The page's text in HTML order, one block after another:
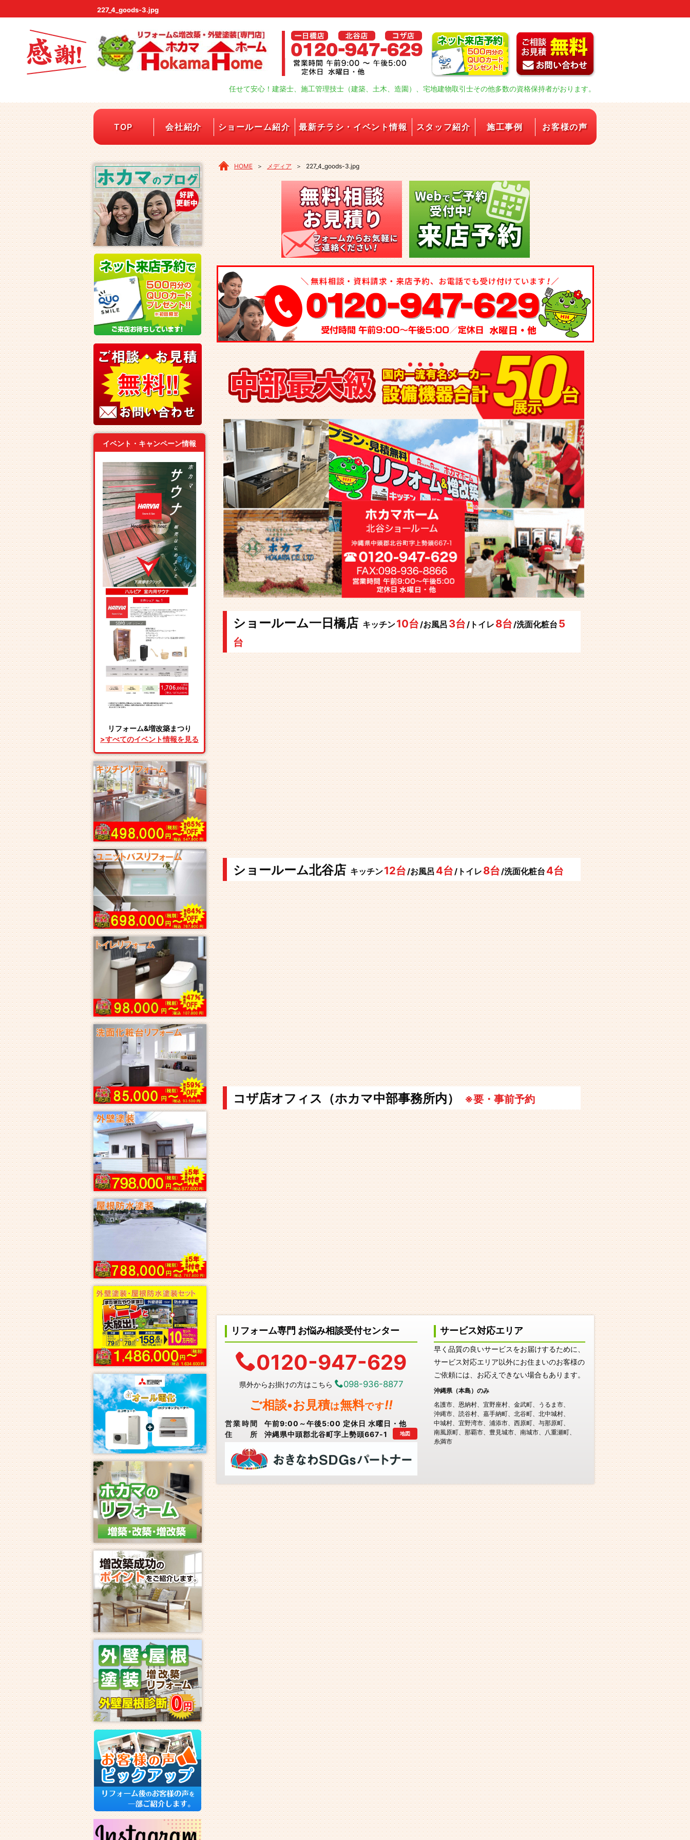
227_4_goods-3.jpg
任せて安心！建築士、施工管理技士（建築、土木、造園）、宅地建物取引士その他多数の資格保持者がおります。
TOP 会社紹介 ショールーム紹介 最新チラシ・イベント情報 スタッフ紹介 施工事例 お客様の声
HOME ＞ メディア ＞ 227_4_goods-3.jpg
ショールーム一日橋店 キッチン10台/お風呂 3台/トイレ 8台/洗面化粧台 5
台
ショールーム北谷店 キッチン12台/お風呂 4台/トイレ 8台/洗面化粧台 4台
コザ店オフィス（ホカマ中部事務所内） ※要・事前予約
リフォーム専門 お悩み相談受付センター
0120-947-629
県外からお掛けの方はこちら 098-936-8877
ご相談•お見積は無料です!!
営業時間
午前9:00～午後5:00 定休日 水曜日・他
住所
沖縄県中頭郡北谷町字上勢頭667-1 地図
サービス対応エリア
早く品質の良いサービスをお届けするために、
サービス対応エリア以外にお住まいのお客様の
ご依頼には、お応えできない場合もあります。
沖縄県（本島）のみ
名護市
恩納村 宜野座村 金武町
うるま市
沖縄市
読谷村 嘉手納町 北谷町
北中城村
中城村
宜野湾市 浦添市 西原町
与那原町
南風原町
那覇市 豊見城市 南城市
八重瀬町
糸満市
イベント・キャンペーン情報
リフォーム&増改築まつり
>すべてのイベント情報を見る